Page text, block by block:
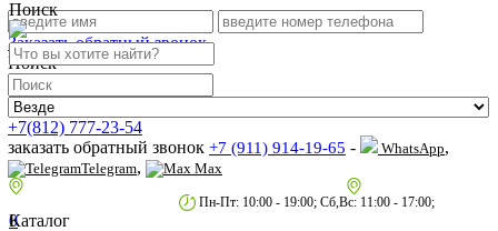
Поиск
Заказать обратный звонок
Поиск
+7(812) 777-23-54
заказать обратный звонок +7 (911) 914-19-65 - WhatsApp,
Telegram, Max
Пн-Пт: 10:00 - 19:00; Сб,Вс: 11:00 - 17:00;
0
Каталог